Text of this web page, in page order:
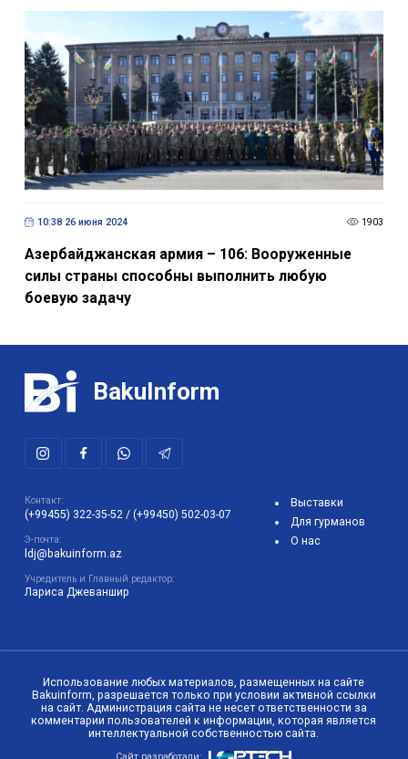
10:38 26 июня 2024 1903
Азербайджанская армия – 106: Вооруженные
силы страны способны выполнить любую
боевую задачу
BakuInform
Контакт:
(+99455) 322-35-52/ (+99450) 502-03-07
Э-почта:
ldj@bakuinform.az
Учредитель и Главный редактор:
Лариса Джеваншир
Выставки
Для гурманов
О нас
Использование любых материалов, размещенных на сайте
Bakuinform, разрешается только при условии активной ссылки
на сайт. Администрация сайта не несет ответственности за
комментарии пользователей к информации, которая является
интеллектуальной собственностью сайта.